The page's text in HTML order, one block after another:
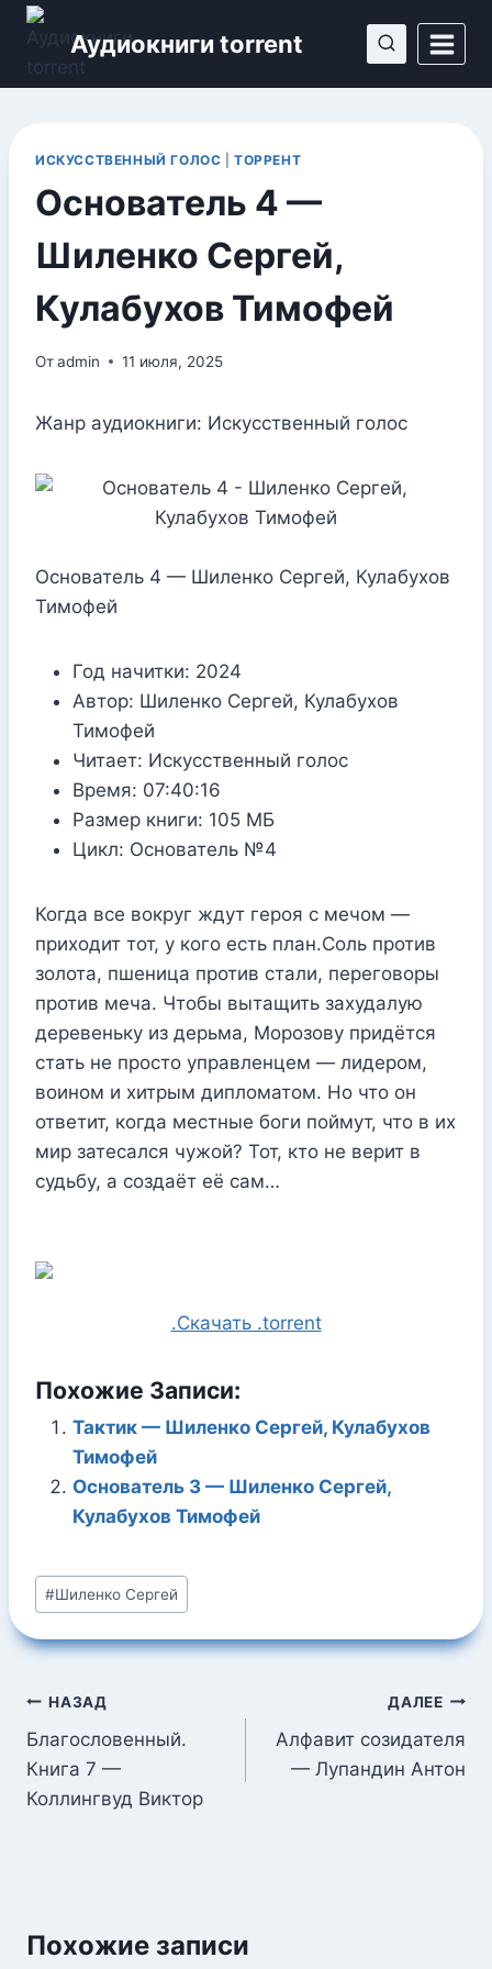
Перейти
содержимому
Аудиокниги torrent
ИСКУССТВЕННЫЙ ГОЛОС |ТОРРЕНТ
Основатель 4 —
Шиленко Сергей,
Кулабухов Тимофей
Отadmin 11 июля, 2025
Жанр аудиокниги: Искусственный голос
Основатель 4 — Шиленко Сергей, Кулабухов
Тимофей
Год начитки: 2024
Автор: Шиленко Сергей, Кулабухов
Тимофей
Читает: Искусственный голос
Время: 07:40:16
Размер книги: 105 МБ
Цикл: Основатель №4
Когда все вокруг ждут героя с мечом —
приходит тот, у кого есть план.Соль против
золота, пшеница против стали, переговоры
против меча. Чтобы вытащить захудалую
деревеньку из дерьма, Морозову придётся
стать не просто управленцем — лидером,
воином и хитрым дипломатом. Но что он
ответит, когда местные боги поймут, что в их
мир затесался чужой? Тот, кто не верит в
судьбу, а создаёт её сам…
.Скачать .torrent
Похожие Записи:
Тактик — Шиленко Сергей, Кулабухов
Тимофей
Основатель 3 — Шиленко Сергей,
Кулабухов Тимофей
Метки
записи:
#Шиленко Сергей
Навигация
по
записям
НАЗАД
Благословенный.
Книга 7 —
Коллингвуд Виктор
ДАЛЕЕ
Алфавит созидателя
— Лупандин Антон
Похожие записи